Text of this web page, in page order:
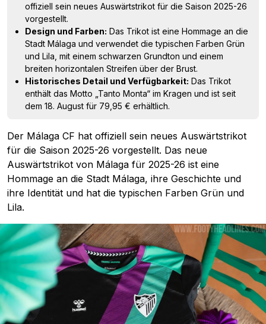
offiziell sein neues Auswärtstrikot für die Saison 2025-26
vorgestellt.
Design und Farben: Das Trikot ist eine Hommage an die
Stadt Málaga und verwendet die typischen Farben Grün
und Lila, mit einem schwarzen Grundton und einem
breiten horizontalen Streifen über der Brust.
Historisches Detail und Verfügbarkeit: Das Trikot
enthält das Motto „Tanto Monta“ im Kragen und ist seit
dem 18. August für 79,95 € erhältlich.
Der Málaga CF hat offiziell sein neues Auswärtstrikot
für die Saison 2025-26 vorgestellt. Das neue
Auswärtstrikot von Málaga für 2025-26 ist eine
Hommage an die Stadt Málaga, ihre Geschichte und
ihre Identität und hat die typischen Farben Grün und
Lila.